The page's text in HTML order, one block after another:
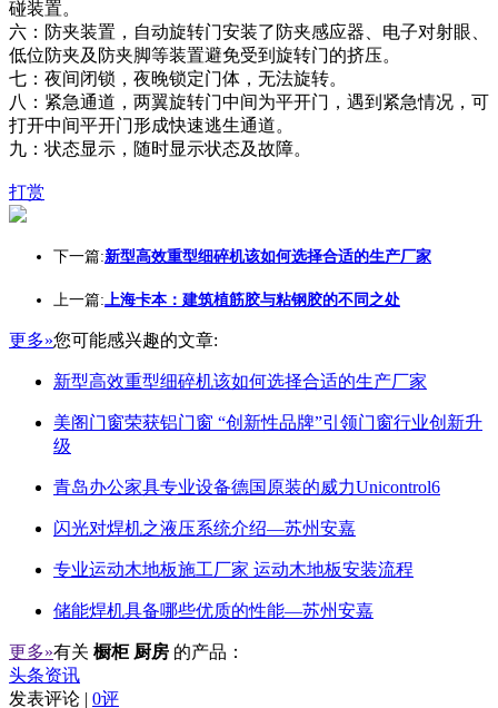
碰装置。
六：防夹装置，自动旋转门安装了防夹感应器、电子对射眼、
低位防夹及防夹脚等装置避免受到旋转门的挤压。
七：夜间闭锁，夜晚锁定门体，无法旋转。
八：紧急通道，两翼旋转门中间为平开门，遇到紧急情况，可
打开中间平开门形成快速逃生通道。
九：状态显示，随时显示状态及故障。
打赏
下一篇:新型高效重型细碎机该如何选择合适的生产厂家
上一篇:上海卡本：建筑植筋胶与粘钢胶的不同之处
更多»您可能感兴趣的文章:
新型高效重型细碎机该如何选择合适的生产厂家
美阁门窗荣获铝门窗 “创新性品牌”引领门窗行业创新升
级
青岛办公家具专业设备德国原装的威力Unicontrol6
闪光对焊机之液压系统介绍—苏州安嘉
专业运动木地板施工厂家 运动木地板安装流程
储能焊机具备哪些优质的性能—苏州安嘉
更多»有关 橱柜 厨房 的产品：
头条资讯
发表评论 | 0评